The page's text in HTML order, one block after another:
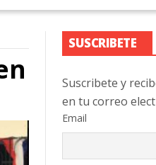
SUSCRIBETE
Suscribete y
en tu correo
Email